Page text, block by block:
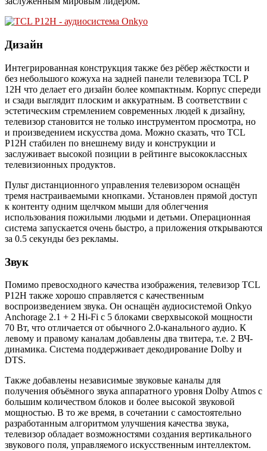
Дизайн
Интегрированная конструкция также без рёбер жёсткости и
без небольшого кожуха на задней панели телевизора TCL P
12H что делает его дизайн более компактным. Корпус спереди
и сзади выглядит плоским и аккуратным. В соответствии с
эстетическим стремлением современных людей к дизайну,
телевизор становится не только инструментом просмотра, но
и произведением искусства дома. Можно сказать, что TCL
P12H стабилен по внешнему виду и конструкции и
заслуживает высокой позиции в рейтинге высококлассных
телевизионных продуктов.
Пульт дистанционного управления телевизором оснащён
тремя настраиваемыми кнопками. Установлен прямой доступ
к контенту одним щелчком мыши для облегчения
использования пожилыми людьми и детьми. Операционная
система запускается очень быстро, а приложения открываются
за 0.5 секунды без рекламы.
Звук
Помимо превосходного качества изображения, телевизор TCL
P12H также хорошо справляется с качественным
воспроизведением звука. Он оснащён аудиосистемой Onkyo
Anchorage 2.1 + 2 Hi-Fi с 5 блоками сверхвысокой мощности
70 Вт, что отличается от обычного 2.0-канального аудио. К
левому и правому каналам добавлены два твитера, т.е. 2 ВЧ-
динамика. Система поддерживает декодирование Dolby и
DTS.
Также добавлены независимые звуковые каналы для
получения объёмного звука аппаратного уровня Dolby Atmos с
большим количеством блоков и более высокой звуковой
мощностью. В то же время, в сочетании с самостоятельно
разработанным алгоритмом улучшения качества звука,
телевизор обладает возможностями создания вертикального
звукового поля, управляемого искусственным интеллектом.